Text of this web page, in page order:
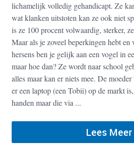
lichamelijk volledig gehandicapt. Ze
wat klanken uitstoten kan ze ook niet
is ze 100 procent volwaardig, sterker,
Maar als je zoveel beperkingen hebt en
hersens ben je gelijk aan een vogel in
maar hoe dan? Ze wordt naar school
alles maar kan er niets mee. De
er een laptop (een Tobii) op de markt
handen maar die via ...
Lees Meer